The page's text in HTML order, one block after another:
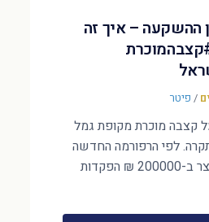
ההשקעה – איך זה
/ פיטר
קצבה מוכרת מקופת גמל
לפי הרפורמה החדשה
של האוצר, הוא ייעצר ב-200000 ₪ הפקדות